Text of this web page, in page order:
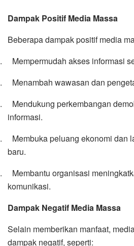
Dampak Positif Media Massa
Beberapa dampak positif media
Mempermudah akses informasi
Menambah wawasan dan
Mendukung perkembangan
informasi.
Membuka peluang ekonomi dan
baru.
Membantu organisasi
komunikasi.
Dampak Negatif Media Massa
Selain memberikan manfaat,
dampak negatif, seperti: